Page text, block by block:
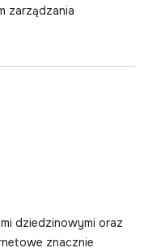
zarządzania
dziedzinowymi oraz
znacznie